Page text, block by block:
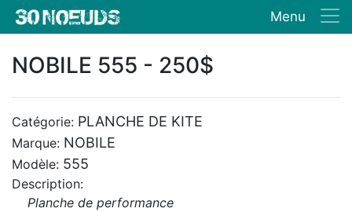
Menu
NOBILE 555 - 250$
Catégorie: PLANCHE DE KITE
Marque: NOBILE
Modèle: 555
Description:
Planche de performance